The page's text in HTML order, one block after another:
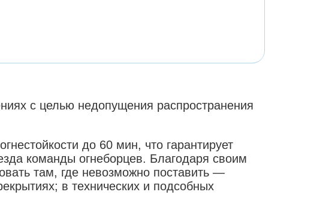
с целью недопущения распространения
до 60 мин, что гарантирует
команды огнеборцев. Благодаря своим
там, где невозможно поставить —
в технических и подсобных